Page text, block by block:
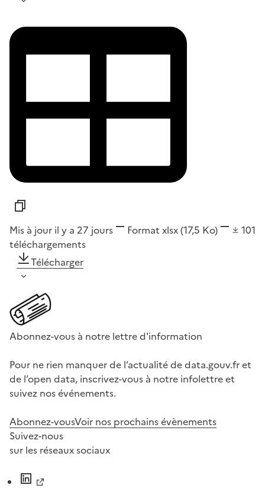
Mis à jour il y a 27 jours Format xlsx(17,5 Ko)
101
téléchargements
Télécharger
Abonnez-vous à notre lettre d'information
Pour ne rien manquer de l’actualité de data.gouv.fr et
de l’open data, inscrivez-vous à notre infolettre et
suivez nos événements.
Abonnez-vousVoir nos prochains évènements
Suivez-nous
sur les réseaux sociaux